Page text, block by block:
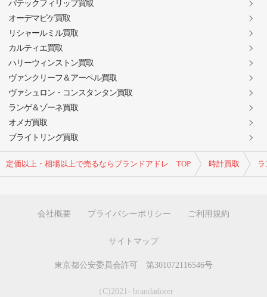
定価以上・相場以上で売るならブランドアドレ TOP 時計買取
パテックフィリップ買取
オーデマピゲ買取
リシャールミル買取
カルティエ買取
ハリーウィンストン買取
ヴァンクリーフ＆アーペル買取
ヴァシュロン・コンスタンタン買取
ランゲ＆ゾーネ買取
オメガ買取
ブライトリング買取
会社概要 プライバシーポリシー ご利用規約
サイトマップ
東京都公安委員会許可 第301072116546号
（C)2021- brandadorer